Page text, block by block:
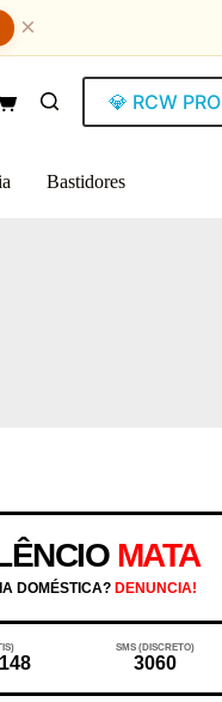
×
💎 RCW PRO
Bastidores
MATA
DOMÉSTICA? DENUNCIA!
SMS (DISCRETO)
3060